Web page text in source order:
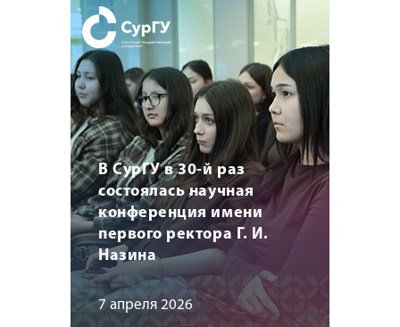
В СурГУ в 30-й раз
состоялась научная
конференция имени
первого ректора Г. И.
Назина
7 апреля 2026